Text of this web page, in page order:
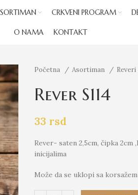
CRKVENI PROGRAM
O NAMA KONTAKT
Početna Asortiman
Rever S114
33 rsd
Rever- saten 2,5cm, čipka
inicijalima
Može da se uklopi sa